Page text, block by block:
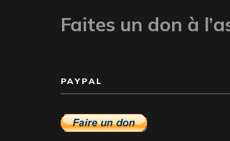
Faites un don à
PAYPAL